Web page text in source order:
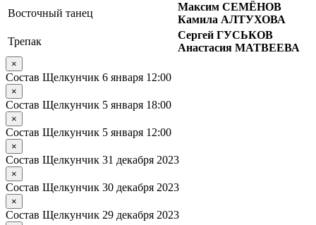
Восточный танец
Максим СЕМЁНОВ
Камила АЛТУХОВА
Трепак
Сергей ГУСЬКОВ
Анастасия МАТВЕЕВА
×
Состав Щелкунчик 6 января 12:00
×
Состав Щелкунчик 5 января 18:00
×
Состав Щелкунчик 5 января 12:00
×
Состав Щелкунчик 31 декабря 2023
×
Состав Щелкунчик 30 декабря 2023
×
Состав Щелкунчик 29 декабря 2023